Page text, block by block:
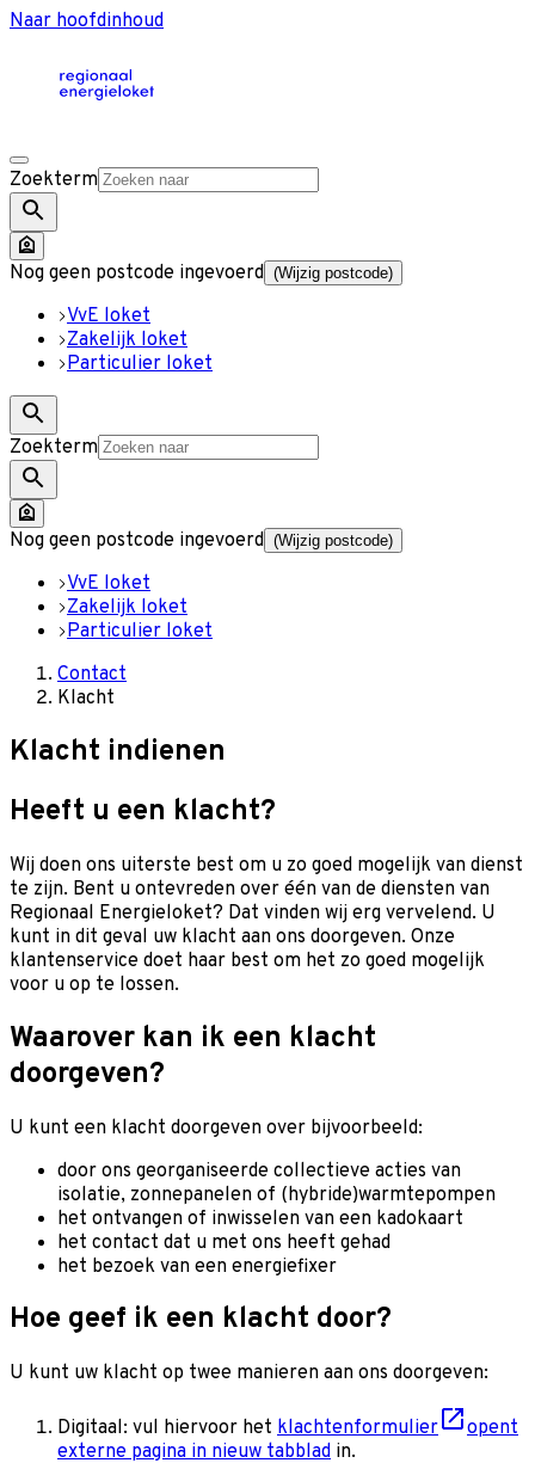
Naar hoofdinhoud
Zoekterm
Nog geen postcode ingevoerd (Wijzig postcode)
VvE loket
Zakelijk loket
Particulier loket
Zoekterm
Nog geen postcode ingevoerd (Wijzig postcode)
VvE loket
Zakelijk loket
Particulier loket
Contact
Klacht
Klacht indienen
Heeft u een klacht?
Wij doen ons uiterste best om u zo goed mogelijk van dienst
te zijn. Bent u ontevreden over één van de diensten van
Regionaal Energieloket? Dat vinden wij erg vervelend. U
kunt in dit geval uw klacht aan ons doorgeven. Onze
klantenservice doet haar best om het zo goed mogelijk
voor u op te lossen.
Waarover kan ik een klacht
doorgeven?
U kunt een klacht doorgeven over bijvoorbeeld:
door ons georganiseerde collectieve acties van
isolatie, zonnepanelen of (hybride)warmtepompen
het ontvangen of inwisselen van een kadokaart
het contact dat u met ons heeft gehad
het bezoek van een energiefixer
Hoe geef ik een klacht door?
U kunt uw klacht op twee manieren aan ons doorgeven:
Digitaal: vul hiervoor het klachtenformulier
opent
externe pagina in nieuw tabblad in.